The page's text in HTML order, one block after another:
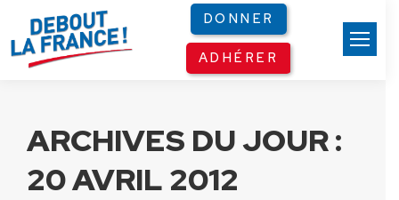
DONNER
ADHÉRER
ARCHIVES DU JOUR :
20 AVRIL 2012
Panneau de gestion des cookies